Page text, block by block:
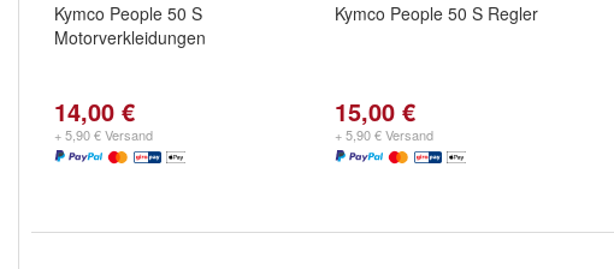
Kymco People 50 S
Motorverkleidungen
14,00 €
+ 5,90 € Versand
Kymco People 50 S Regler
15,00 €
+ 5,90 € Versand